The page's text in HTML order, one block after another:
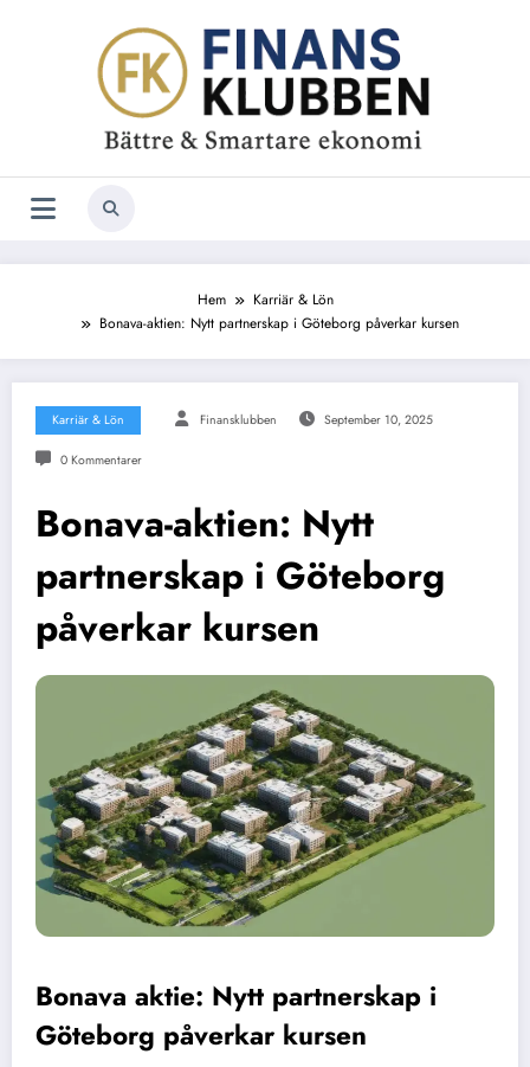
Hem
Karriär & Lön
Bonava-aktien: Nytt partnerskap i Göteborg påverkar kursen
Karriär & Lön Finansklubben September 10, 2025
0 Kommentarer
Bonava-aktien: Nytt
partnerskap i Göteborg
påverkar kursen
Bonava aktie: Nytt partnerskap i
Göteborg påverkar kursen